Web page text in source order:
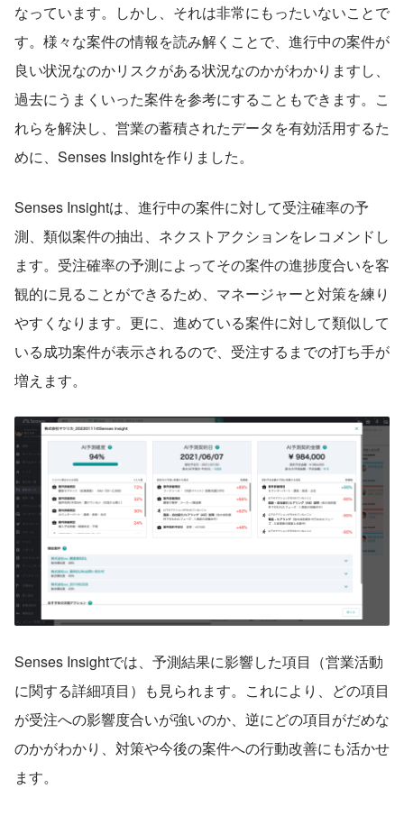
なっています。しかし、それは非常にもったいないことで
す。様々な案件の情報を読み解くことで、進行中の案件が
良い状況なのかリスクがある状況なのかがわかりますし、
過去にうまくいった案件を参考にすることもできます。こ
れらを解決し、営業の蓄積されたデータを有効活用するた
めに、Senses Insightを作りました。
Senses Insightは、進行中の案件に対して受注確率の予
測、類似案件の抽出、ネクストアクションをレコメンドし
ます。受注確率の予測によってその案件の進捗度合いを客
観的に見ることができるため、マネージャーと対策を練り
やすくなります。更に、進めている案件に対して類似して
いる成功案件が表示されるので、受注するまでの打ち手が
増えます。
Senses Insightでは、予測結果に影響した項目（営業活動
に関する詳細項目）も見られます。これにより、どの項目
が受注への影響度合いが強いのか、逆にどの項目がだめな
のかがわかり、対策や今後の案件への行動改善にも活かせ
ます。